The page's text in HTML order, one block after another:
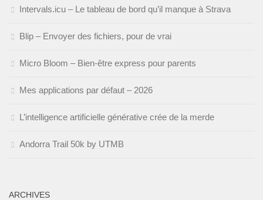
Intervals.icu – Le tableau de bord qu’il manque à Strava
Blip – Envoyer des fichiers, pour de vrai
Micro Bloom – Bien-être express pour parents
Mes applications par défaut – 2026
L’intelligence artificielle générative crée de la merde
Andorra Trail 50k by UTMB
ARCHIVES